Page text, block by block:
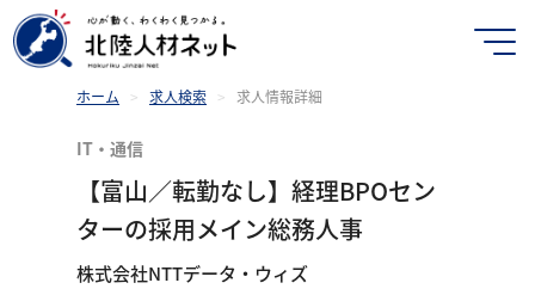
ホーム > 求人検索 > 求人情報詳細
IT・通信
【富山／転勤なし】経理BPOセン
ターの採用メイン総務人事
株式会社NTTデータ・ウィズ